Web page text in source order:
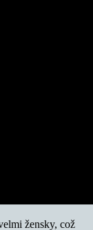
žensky, což